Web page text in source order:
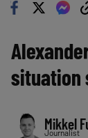
situation
Mikkel
Journalist